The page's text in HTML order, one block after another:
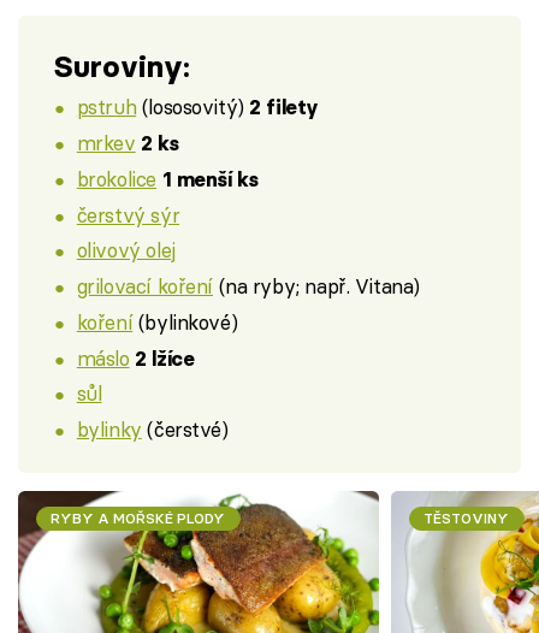
Suroviny:
pstruh(lososovitý) 2 filety
mrkev 2 ks
brokolice 1 menší ks
čerstvý sýr
olivový olej
grilovací koření (na ryby; např. Vitana)
koření(bylinkové)
máslo 2 lžíce
sůl
bylinky (čerstvé)
RYBY A MOŘSKÉ PLODY TĚSTOVINY